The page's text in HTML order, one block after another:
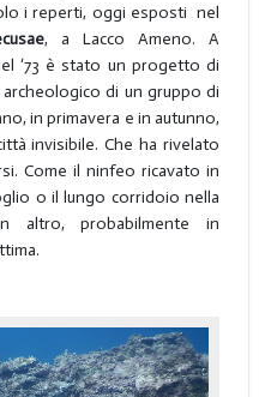
i reperti, oggi esposti nel
, a Lacco Ameno. A
‘73 è stato un progetto di
di un gruppo di
in primavera e in autunno,
invisibile. Che ha rivelato
Come il ninfeo ricavato in
o il lungo corridoio nella
altro, probabilmente in